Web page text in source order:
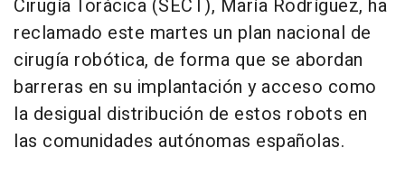
Cirugía Torácica (SECT), María Rodríguez, ha
reclamado este martes un plan nacional de
cirugía robótica, de forma que se abordan
barreras en su implantación y acceso como
la desigual distribución de estos robots en
las comunidades autónomas españolas.